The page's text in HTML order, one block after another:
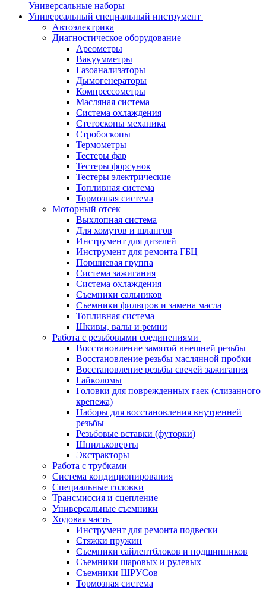
Универсальные наборы
Универсальный специальный инструмент
Автоэлектрика
Диагностическое оборудование
Ареометры
Вакуумметры
Газоанализаторы
Дымогенераторы
Компрессометры
Масляная система
Система охлаждения
Стетоскопы механика
Стробоскопы
Термометры
Тестеры фар
Тестеры форсунок
Тестеры электрические
Топливная система
Тормозная система
Моторный отсек
Выхлопная система
Для хомутов и шлангов
Инструмент для дизелей
Инструмент для ремонта ГБЦ
Поршневая группа
Система зажигания
Система охлаждения
Съемники сальников
Съемники фильтров и замена масла
Топливная система
Шкивы, валы и ремни
Работа с резьбовыми соединениями
Восстановление замятой внешней резьбы
Восстановление резьбы маслянной пробки
Восстановление резьбы свечей зажигания
Гайколомы
Головки для поврежденных гаек (слизанного
крепежа)
Наборы для восстановления внутренней
резьбы
Резьбовые вставки (футорки)
Шпильковерты
Экстракторы
Работа с трубками
Система кондиционирования
Специальные головки
Трансмиссия и сцепление
Универсальные съемники
Ходовая часть
Инструмент для ремонта подвески
Стяжки пружин
Съемники сайлентблоков и подшипников
Съемники шаровых и рулевых
Съемники ШРУСов
Тормозная система